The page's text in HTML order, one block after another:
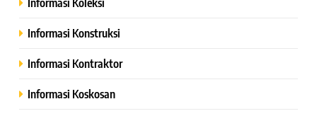
Informasi Konstruksi
Informasi Kontraktor
Informasi Koskosan